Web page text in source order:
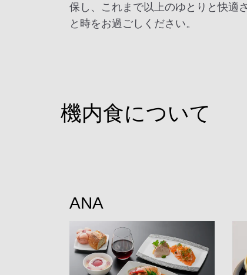
保し、これまで以上のゆとりと快適
と時をお過ごしください。
機内食について
ANA